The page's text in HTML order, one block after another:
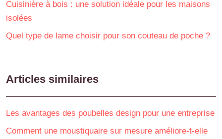
Cuisinière à bois : une solution idéale pour les maisons
isolées
Quel type de lame choisir pour son couteau de poche ?
Articles similaires
Les avantages des poubelles design pour une entreprise
Comment une moustiquaire sur mesure améliore-t-elle